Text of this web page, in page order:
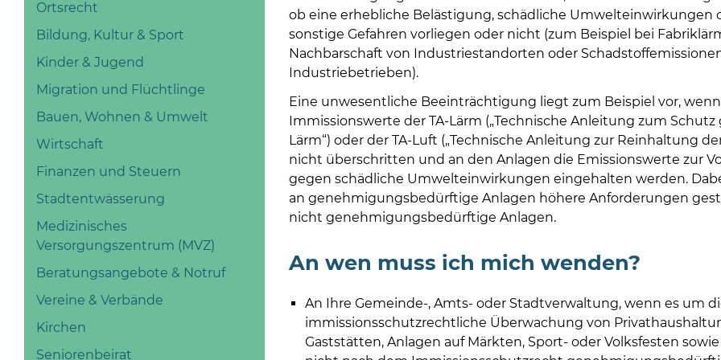
Ortsrecht
Bildung, Kultur & Sport
Kinder & Jugend
Migration und Flüchtlinge
Bauen, Wohnen & Umwelt
Wirtschaft
Finanzen und Steuern
Stadtentwässerung
Medizinisches
Versorgungszentrum (MVZ)
Beratungsangebote & Notruf
Vereine & Verbände
Kirchen
Seniorenbeirat
ob eine erhebliche Belästigung, schädliche Umwelteinwirkungen
sonstige Gefahren vorliegen oder nicht (zum Beispiel bei
Nachbarschaft von Industriestandorten oder
Industriebetrieben).
Eine unwesentliche Beeinträchtigung liegt zum Beispiel vor,
Immissionswerte der TA-Lärm („Technische Anleitung zum Schutz
Lärm“) oder der TA-Luft („Technische Anleitung zur Reinhaltung
nicht überschritten und an den Anlagen die Emissionswerte zur
gegen schädliche Umwelteinwirkungen eingehalten werden.
an genehmigungsbedürftige Anlagen höhere Anforderungen
nicht genehmigungsbedürftige Anlagen.
An wen muss ich mich wenden?
An Ihre Gemeinde-, Amts- oder Stadtverwaltung, wenn es um
immissionsschutzrechtliche Überwachung von
Gaststätten, Anlagen auf Märkten, Sport- oder Volksfesten